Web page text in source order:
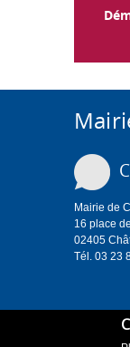
Mairie de
16 place
02405
Tél. 03 23